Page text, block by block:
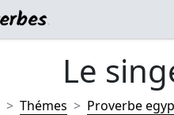
Le
Thémes
Proverbe